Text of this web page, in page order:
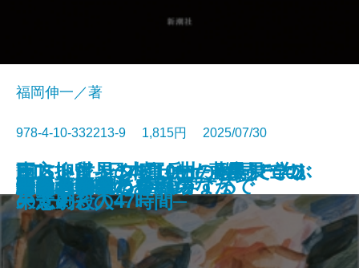
BTSレジェンド10曲の歌詞で学ぶ
韓国語
されどめぐる季節のなかで
最後の山
会話の0.2秒を言語学する
運慶講義
絵の音
悲しき虎
失われた貌
翠雨の人
生命と時間のあいだ
福岡伸一／著
978-4-10-332213-9 1,815円 2025/07/30
書籍
あなたの名
わたしの美しい戦場
ダークネス
遺された者たちへ
アラート
ラストインタビュー─藤島ジュリ
ー景子との47時間─
正しい世界の壊しかた─最果ての
果ての殺人─
全員タナカヒロカズ
南方抑留─日本軍兵士、もう一つ
の悲劇─
関係のないこと